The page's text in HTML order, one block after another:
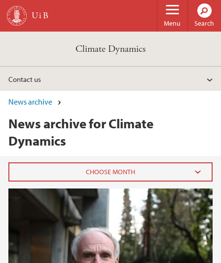
Skip to main content
Menu Search
Climate Dynamics
Contact us
News archive
News archive for Climate
Dynamics
2023
March (1)
January (1)
2021